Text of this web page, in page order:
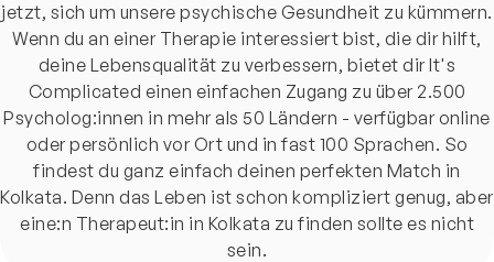
jetzt, sich um unsere psychische Gesundheit zu kümmern.
Wenn du an einer Therapie interessiert bist, die dir hilft,
deine Lebensqualität zu verbessern, bietet dir It's
Complicated einen einfachen Zugang zu über 2.500
Psycholog:innen in mehr als 50 Ländern - verfügbar online
oder persönlich vor Ort und in fast 100 Sprachen. So
findest du ganz einfach deinen perfekten Match in
Kolkata. Denn das Leben ist schon kompliziert genug, aber
eine:n Therapeut:in in Kolkata zu finden sollte es nicht
sein.